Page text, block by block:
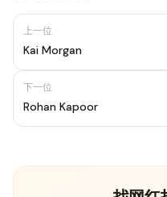
上一位
Kai Morgan
下一位
Rohan Kapoor